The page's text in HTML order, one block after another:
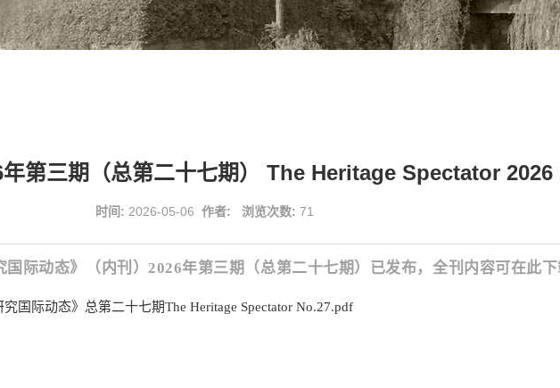
第三期（总第二十七期） The Heritage Spectator 2026
时间: 2026-05-06 作者: 浏览次数: 71
际动态》（内刊）2026年第三期（总第二十七期）已发布，全刊内容可在此
国际动态》总第二十七期The Heritage Spectator No.27.pdf